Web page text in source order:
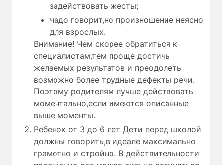
задействовать жесты;
чадо говорит,но произношение неясно
для взрослых.
Внимание! Чем скорее обратиться к
специалистам,тем проще достичь
желаемых результатов и преодолеть
возможно более трудные дефекты речи.
Поэтому родителям лучше действовать
моментально,если имеются описанные
выше моменты.
Ребенок от 3 до 6 лет Дети перед школой
должны говорить,в идеале максимально
грамотно и стройно. В действительности